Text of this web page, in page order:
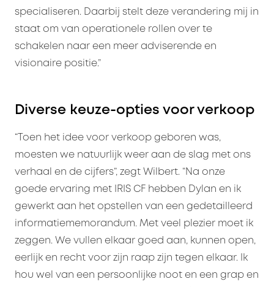
specialiseren. Daarbij stelt deze verandering mij in
staat om van operationele rollen over te
schakelen naar een meer adviserende en
visionaire positie.”
Diverse keuze-opties voor verkoop
“Toen het idee voor verkoop geboren was,
moesten we natuurlijk weer aan de slag met ons
verhaal en de cijfers”, zegt Wilbert. “Na onze
goede ervaring met IRIS CF hebben Dylan en ik
gewerkt aan het opstellen van een gedetailleerd
informatiememorandum. Met veel plezier moet ik
zeggen. We vullen elkaar goed aan, kunnen open,
eerlijk en recht voor zijn raap zijn tegen elkaar. Ik
hou wel van een persoonlijke noot en een grap en